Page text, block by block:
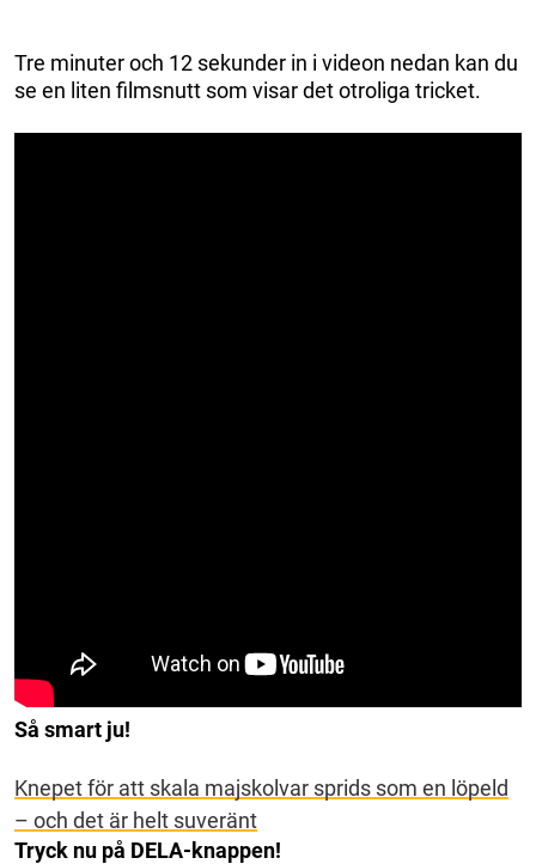
Tre minuter och 12 sekunder in i videon nedan kan du
se en liten filmsnutt som visar det otroliga tricket.
Så smart ju!
Knepet för att skala majskolvar sprids som en löpeld
– och det är helt suveränt
Tryck nu på DELA-knappen!